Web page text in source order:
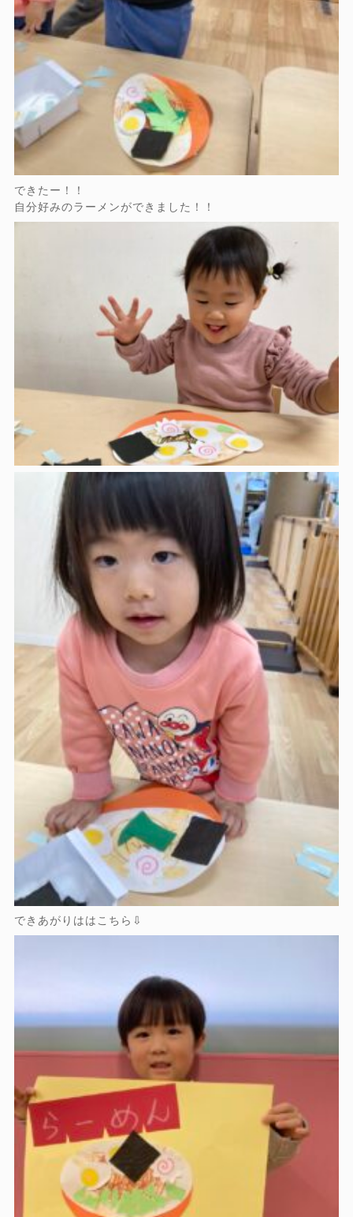
できたー！！
自分好みのラーメンができました！！
できあがりははこちら⇩